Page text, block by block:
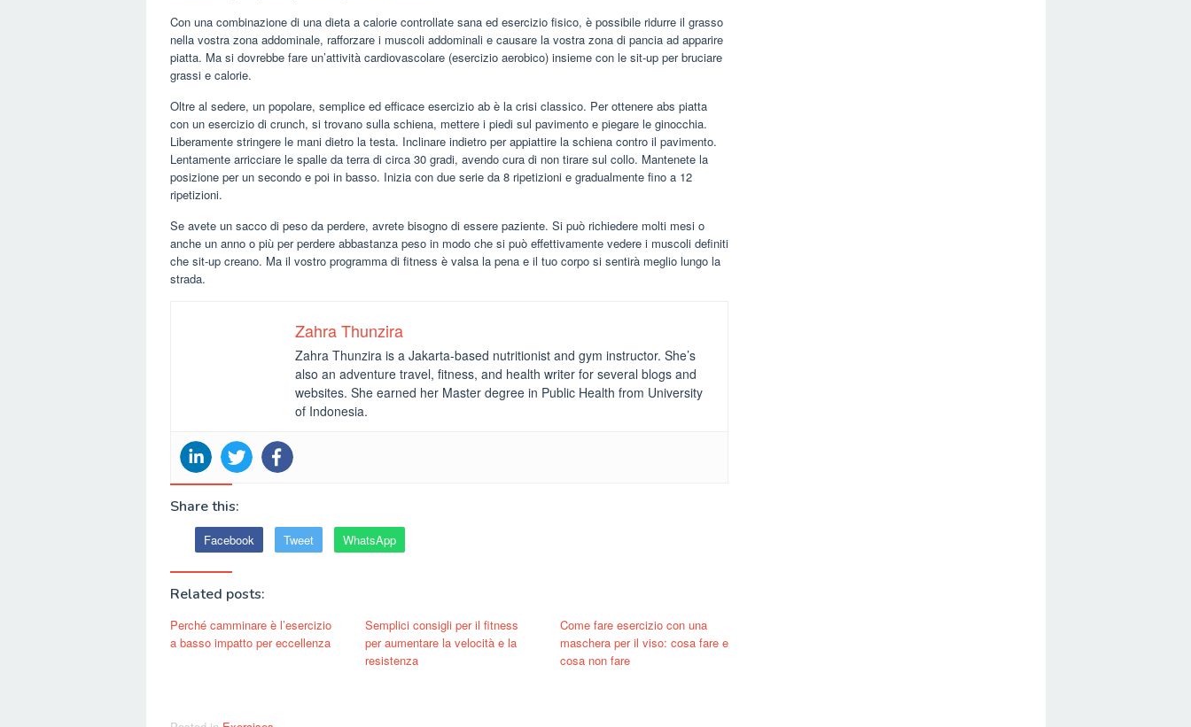
Con una combinazione di una dieta a calorie controllate sana ed esercizio fisico, è possibile ridurre il grasso
nella vostra zona addominale, rafforzare i muscoli addominali e causare la vostra zona di pancia ad apparire
piatta. Ma si dovrebbe fare un’attività cardiovascolare (esercizio aerobico) insieme con le sit-up per bruciare
grassi e calorie.
Oltre al sedere, un popolare, semplice ed efficace esercizio ab è la crisi classico. Per ottenere abs piatta
con un esercizio di crunch, si trovano sulla schiena, mettere i piedi sul pavimento e piegare le ginocchia.
Liberamente stringere le mani dietro la testa. Inclinare indietro per appiattire la schiena contro il pavimento.
Lentamente arricciare le spalle da terra di circa 30 gradi, avendo cura di non tirare sul collo. Mantenete la
posizione per un secondo e poi in basso. Inizia con due serie da 8 ripetizioni e gradualmente fino a 12
ripetizioni.
Se avete un sacco di peso da perdere, avrete bisogno di essere paziente. Si può richiedere molti mesi o
anche un anno o più per perdere abbastanza peso in modo che si può effettivamente vedere i muscoli definiti
che sit-up creano. Ma il vostro programma di fitness è valsa la pena e il tuo corpo si sentirà meglio lungo la
strada.
Zahra Thunzira
Zahra Thunzira is a Jakarta-based nutritionist and gym instructor. She’s
also an adventure travel, fitness, and health writer for several blogs and
websites. She earned her Master degree in Public Health from University
of Indonesia.
Share this:
Facebook Tweet WhatsApp
Related posts:
Perché camminare è l’esercizio
a basso impatto per eccellenza
Semplici consigli per il fitness
per aumentare la velocità e la
resistenza
Come fare esercizio con una
maschera per il viso: cosa fare e
cosa non fare